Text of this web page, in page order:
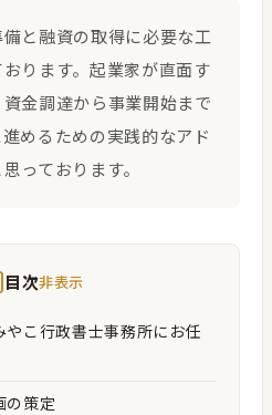
と融資の取得に必要な工
ります。起業家が直面す
金調達から事業開始まで
めるための実践的なアド
っております。
目次非表示
こ行政書士事務所にお任
の策定